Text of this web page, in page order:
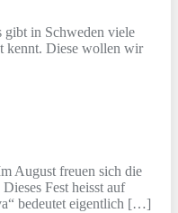
gibt in Schweden viele
kennt. Diese wollen wir
August freuen sich die
Fest heisst auf
bedeutet eigentlich […]